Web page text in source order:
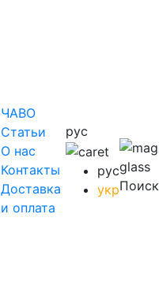
ЧАВО
Cтатьи
O нас
Контакты
Доставка
и оплата
рус
рус
укрПоиск